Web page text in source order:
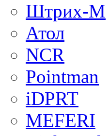
Штрих-М
Атол
NCR
Pointman
iDPRT
MEFERI